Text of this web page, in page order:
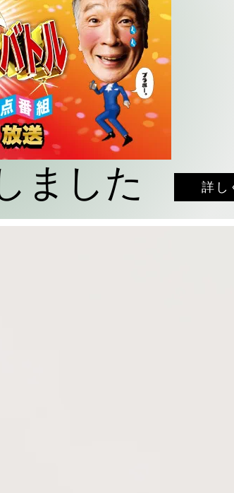
ました
詳し